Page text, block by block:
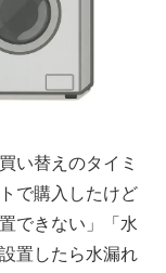
い替えのタイミ
で購入したけど
できない」「水
置したら水漏れ